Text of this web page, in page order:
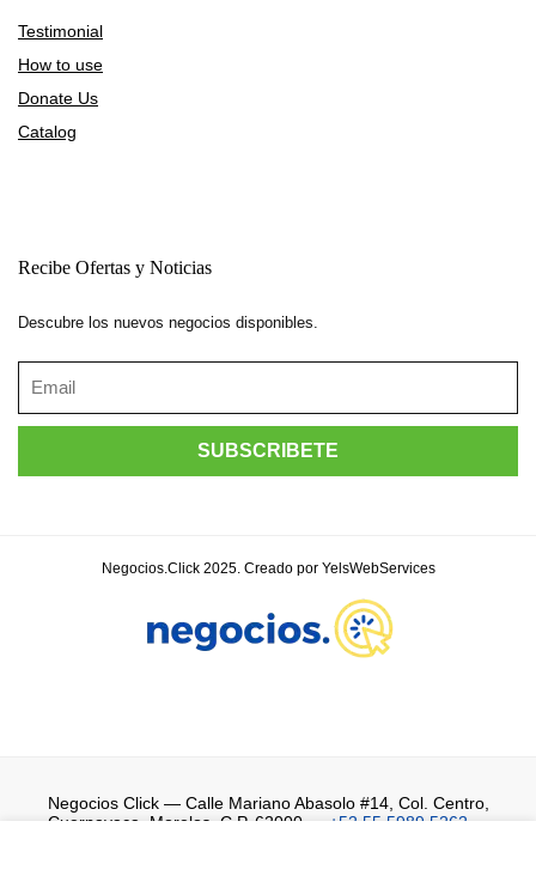
Testimonial
How to use
Donate Us
Catalog
Recibe Ofertas y Noticias
Descubre los nuevos negocios disponibles.
Negocios.Click 2025. Creado por YelsWebServices
Negocios Click— Calle Mariano Abasolo #14, Col. Centro,
Cuernavaca, Morelos, C.P. 62000 —
+52 55 5989 5262